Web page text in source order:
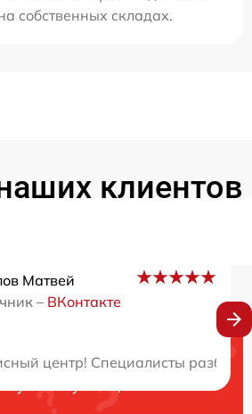
собственных складах.
клиентов
Матвей
– ВКонтакте
центр! Специалисты
консультацию